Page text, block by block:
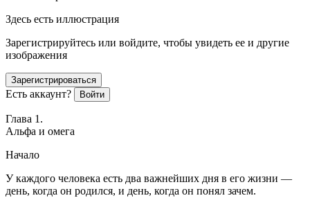
Здесь есть иллюстрация
Зарегистрируйтесь или войдите, чтобы увидеть ее и другие
изображения
Зарегистрироваться
Есть аккаунт? Войти
Глава 1.
Альфа и омега
Начало
У каждого человека есть два важнейших дня в его жизни —
день, когда он родился, и день, когда он понял зачем.